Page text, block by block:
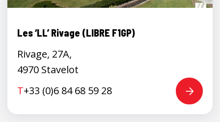
Les ‘LL’ Rivage (LIBRE F1GP)
Rivage, 27A,
4970 Stavelot
T+33 (0)6 84 68 59 28